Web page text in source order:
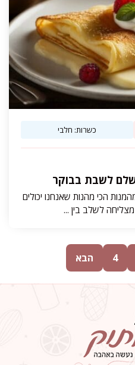
כשרות: חלבי
לשבת בבוקר
הכי מהנות שאנחנו יכולים
לשלב בין ...
4 הבא